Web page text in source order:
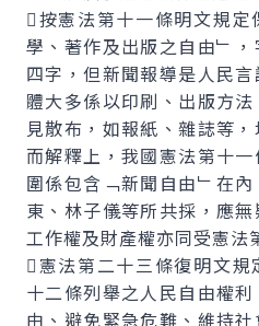
按憲法第十一條明文規
學、著作及出版之自由﹂
四字，但新聞報導是人民
體大多係以印刷、出版方
見散布，如報紙、雜誌等
而解釋上，我國憲法第十
圍係包含﹁新聞自由﹂在
東、林子儀等所共採，應
工作權及財產權亦同受憲法
憲法第二十三條復明文
十二條列舉之人民自由權
由、避免緊急危難、維持